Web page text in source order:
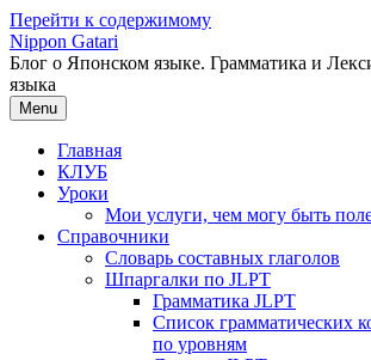
Перейти к содержимому
Nippon Gatari
Блог о Японском языке. Грамматика и
языка
Menu
Главная
КЛУБ
Уроки
Мои услуги, чем могу быть
Справочники
Словарь составных глаголов
Шпаргалки по JLPT
Грамматика JLPT
Список грамматических
по уровням